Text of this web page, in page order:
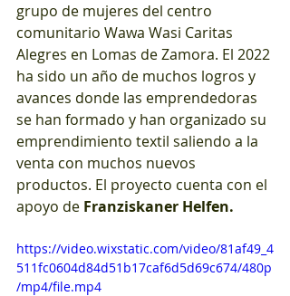
grupo de mujeres del centro
comunitario Wawa Wasi Caritas
Alegres en Lomas de Zamora. El 2022
ha sido un año de muchos logros y
avances donde las emprendedoras
se han formado y han organizado su
emprendimiento textil saliendo a la
venta con muchos nuevos
productos. El proyecto cuenta con el
apoyo de Franziskaner Helfen.
https://video.wixstatic.com/video/81af49_4
511fc0604d84d51b17caf6d5d69c674/480p
/mp4/file.mp4